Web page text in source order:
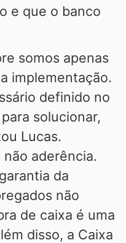
e que o banco
somos apenas
implementação.
definido no
solucionar,
Lucas.
não aderência.
da
não
de caixa é uma
disso, a Caixa